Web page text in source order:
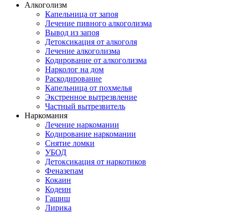
Алкоголизм
Капельница от запоя
Лечение пивного алкоголизма
Вывод из запоя
Детоксикация от алкоголя
Лечение алкоголизма
Кодирование от алкоголизма
Нарколог на дом
Раскодирование
Капельница от похмелья
Экстренное вытрезвление
Частный вытрезвитель
Наркомания
Лечение наркомании
Кодирование наркомании
Снятие ломки
УБОД
Детоксикация от наркотиков
Феназепам
Кокаин
Кодеин
Гашиш
Лирика